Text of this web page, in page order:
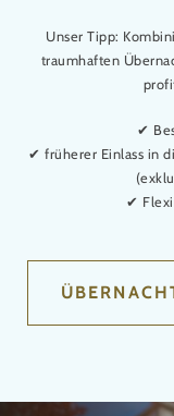
Unser Tipp:
traumhaften
✔
✔ früherer Einlass in
✔